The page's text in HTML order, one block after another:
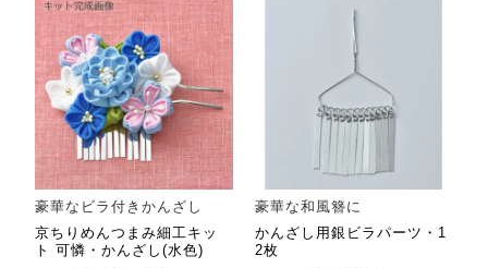
豪華なビラ付きかんざし
京ちりめんつまみ細工キッ
ト 可憐・かんざし(水色)
豪華な和風簪に
かんざし用銀ビラパーツ・1
2枚